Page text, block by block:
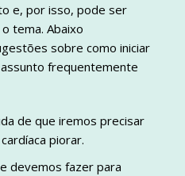
e, por isso, pode ser
tema. Abaixo
sobre como iniciar
frequentemente
de que iremos precisar
piorar.
devemos fazer para